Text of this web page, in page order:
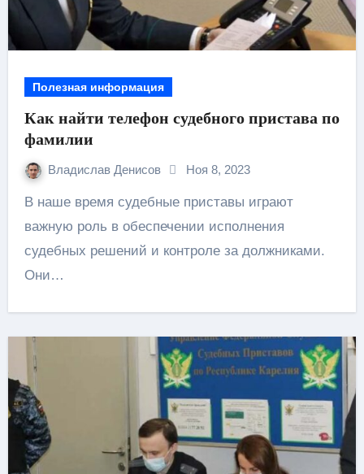
Полезная информация
Как найти телефон судебного пристава по
фамилии
Владислав Денисов Ноя 8, 2023
В наше время судебные приставы играют
важную роль в обеспечении исполнения
судебных решений и контроле за должниками.
Они…